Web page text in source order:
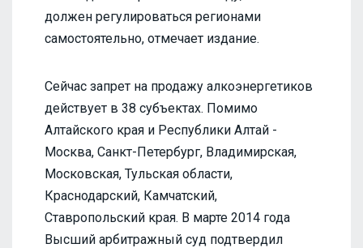
должен регулироваться регионами
самостоятельно, отмечает издание.
Сейчас запрет на продажу алкоэнергетиков
действует в 38 субъектах. Помимо
Алтайского края и Республики Алтай -
Москва, Санкт-Петербург, Владимирская,
Московская, Тульская области,
Краснодарский, Камчатский,
Ставропольский края. В марте 2014 года
Высший арбитражный суд подтвердил